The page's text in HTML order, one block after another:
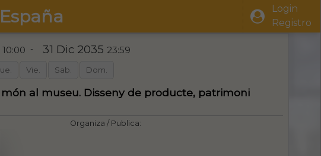
Login
Registro
10:00 - 31 Dic 2035 23:59
Vie. Sab. Dom.
món al museu. Disseny de producte, patrimoni
Organiza / Publica: